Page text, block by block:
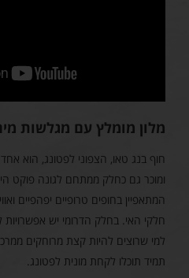
מלון מומלץ עם מגלשות
חוף בנג טאו, הצפוני לפטונג, הוא
ומוכר גם כחלק ממתחם לגונה פוקט
המתאפיין בחופים טרופיים יפהפיים
חלקי האי. בחלק הדרומי יש אפשרויות
למי שרוצים להיות קצת מרוחקים
תמיד תוכלו לקחת מונית לפטונג.